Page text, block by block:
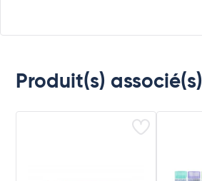
Produit(s) associé(s)